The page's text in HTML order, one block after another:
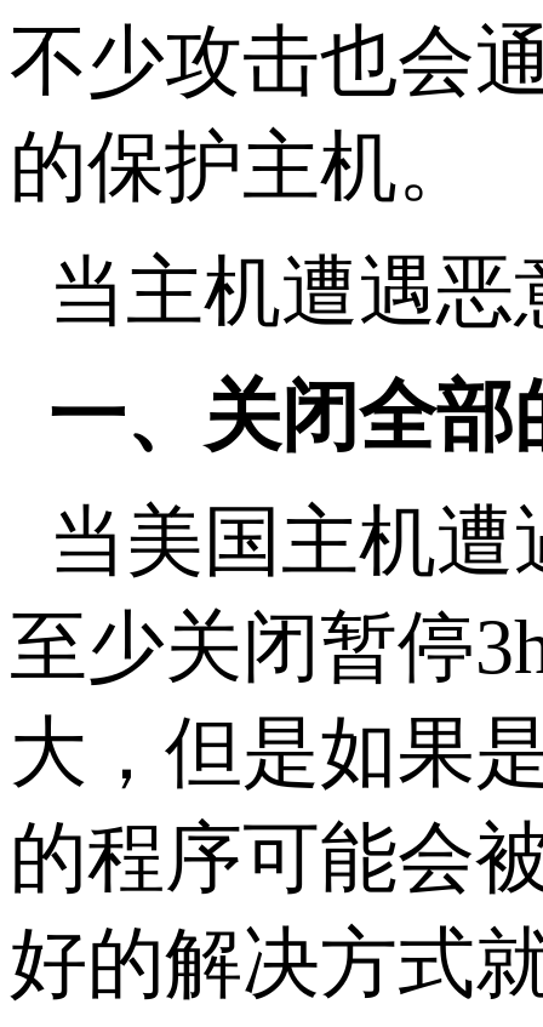
不少攻击也会
的保护主机。
当主机遭遇
一、关闭全部
当美国主机
至少关闭暂停
大，但是如果
的程序可能会
好的解决方式